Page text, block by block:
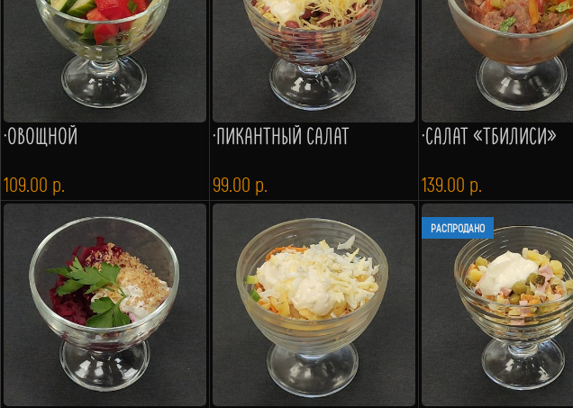
·ОВОЩНОЙ
109.00 р.
·ПИКАНТНЫЙ САЛАТ
99.00 р.
·САЛАТ «ТБИЛИСИ»
139.00 р.
РАСПРОДАНО